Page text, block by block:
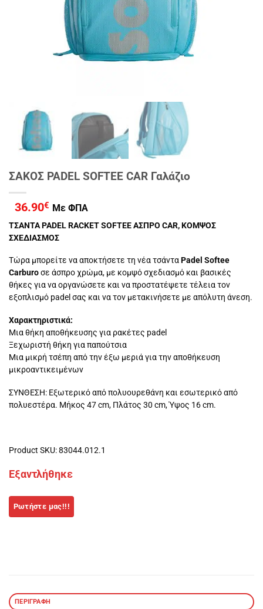
ΣΑΚΟΣ PADEL SOFTEE CAR Γαλάζιο
36.90€ Με ΦΠΑ
ΤΣΑΝΤΑ PADEL RACKET SOFTEE ΑΣΠΡΟ CAR, ΚΟΜΨΟΣ
ΣΧΕΔΙΑΣΜΟΣ
Τώρα μπορείτε να αποκτήσετε τη νέα τσάνταPadel Softee
Carburoσε άσπρο χρώμα, με κομψό σχεδιασμό και βασικές
θήκες για να οργανώσετε και να προστατέψετε τέλεια τον
εξοπλισμό padel σας και να τον μετακινήσετε με απόλυτη άνεση.
Χαρακτηριστικά:
Μια θήκη αποθήκευσης για ρακέτες padel
Ξεχωριστή θήκη για παπούτσια
Μια μικρή τσέπη από την έξω μεριά για την αποθήκευση
μικροαντικειμένων
ΣΥΝΘΕΣΗ: Εξωτερικό από πολυουρεθάνη και εσωτερικό από
πολυεστέρα. Μήκος 47 cm, Πλάτος 30 cm, Ύψος 16 cm.
Product SKU: 83044.012.1
Εξαντλήθηκε
ΠΕΡΙΓΡΑΦΉ